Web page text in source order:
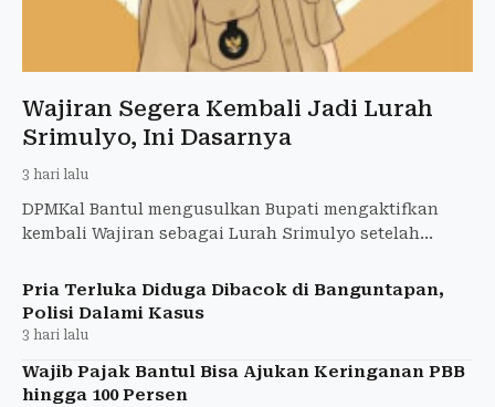
Wajiran Segera Kembali Jadi Lurah
Srimulyo, Ini Dasarnya
3 hari lalu
DPMKal Bantul mengusulkan Bupati mengaktifkan
kembali Wajiran sebagai Lurah Srimulyo setelah
Pria Terluka Diduga Dibacok di Banguntapan,
Polisi Dalami Kasus
3 hari lalu
Wajib Pajak Bantul Bisa Ajukan Keringanan PBB
hingga 100 Persen